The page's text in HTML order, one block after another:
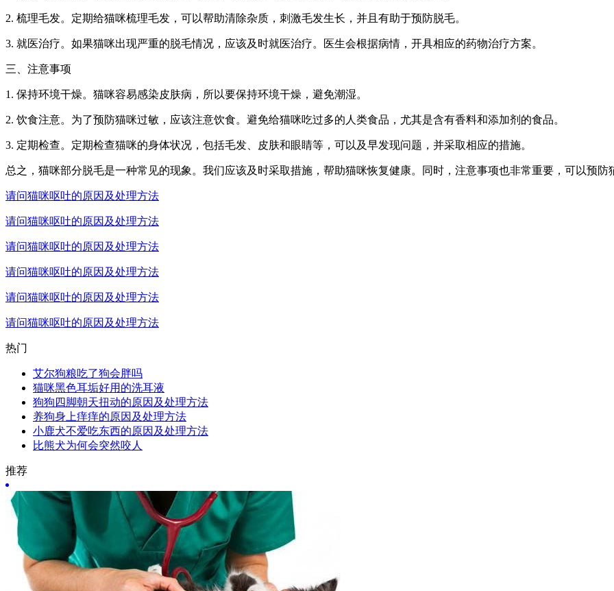
2. 梳理毛发。定期给猫咪梳理毛发，可以帮助清除杂质，刺激毛发生长，并且有助于预防脱毛。
3. 就医治疗。如果猫咪出现严重的脱毛情况，应该及时就医治疗。医生会根据病情，开具相应的药物治疗方案。
三、注意事项
1. 保持环境干燥。猫咪容易感染皮肤病，所以要保持环境干燥，避免潮湿。
2. 饮食注意。为了预防猫咪过敏，应该注意饮食。避免给猫咪吃过多的人类食品，尤其是含有香料和添加剂的食品。
3. 定期检查。定期检查猫咪的身体状况，包括毛发、皮肤和眼睛等，可以及早发现问题，并采取相应的措施。
总之，猫咪部分脱毛是一种常见的现象。我们应该及时采取措施，帮助猫咪恢复健康。同时，注意事项也非常重要，可以预防
请问猫咪呕吐的原因及处理方法
请问猫咪呕吐的原因及处理方法
请问猫咪呕吐的原因及处理方法
请问猫咪呕吐的原因及处理方法
请问猫咪呕吐的原因及处理方法
请问猫咪呕吐的原因及处理方法
热门
艾尔狗粮吃了狗会胖吗
猫咪黑色耳垢好用的洗耳液
狗狗四脚朝天扭动的原因及处理方法
养狗身上痒痒的原因及处理方法
小鹿犬不爱吃东西的原因及处理方法
比熊犬为何会突然咬人
推荐